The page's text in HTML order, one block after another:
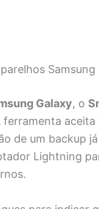
Samsung
Galaxy, o
aceita
de um backup
Lightning